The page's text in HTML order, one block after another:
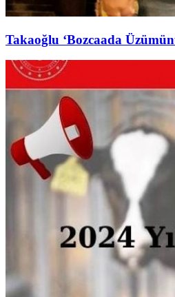
Takaoğlu ‘Bozcaada